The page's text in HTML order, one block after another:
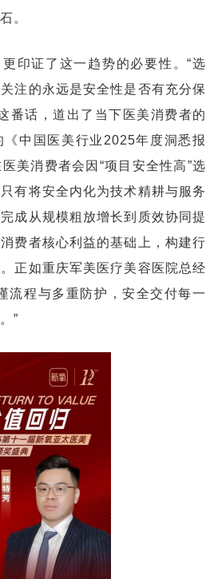
。
印证了这一趋势的必要性。“选
注的永远是安全性是否有充分保
番话，道出了当下医美消费者的
中国医美行业2025年度洞悉报
美消费者会因“项目安全性高”选
有将安全内化为技术精耕与服务
成从规模粗放增长到质效协同提
费者核心利益的基础上，构建行
正如重庆军美医疗美容医院总经
流程与多重防护，安全交付每一
”